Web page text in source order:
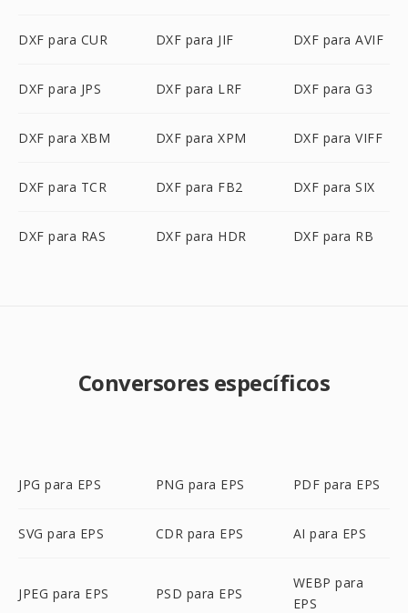
DXF para CUR DXF para JIF DXF para AVIF
DXF para JPS DXF para LRF DXF para G3
DXF para XBM DXF para XPM DXF para VIFF
DXF para TCR DXF para FB2 DXF para SIX
DXF para RAS DXF para HDR DXF para RB
Conversores específicos
JPG para EPS PNG para EPS PDF para EPS
SVG para EPS CDR para EPS AI para EPS
JPEG para EPS PSD para EPS
WEBP para
EPS